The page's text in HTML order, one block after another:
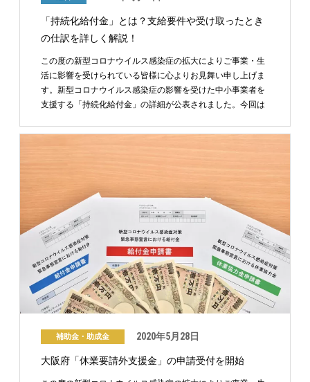
「持続化給付金」とは？支給要件や受け取ったとき
の仕訳を詳しく解説！
この度の新型コロナウイルス感染症の拡大によりご事業・生
活に影響を受けられている皆様に心よりお見舞い申し上げま
す。新型コロナウイルス感染症の影響を受けた中小事業者を
支援する「持続化給付金」の詳細が公表されました。今回は
補助金・助成金 2020年5月28日
大阪府「休業要請外支援金」の申請受付を開始